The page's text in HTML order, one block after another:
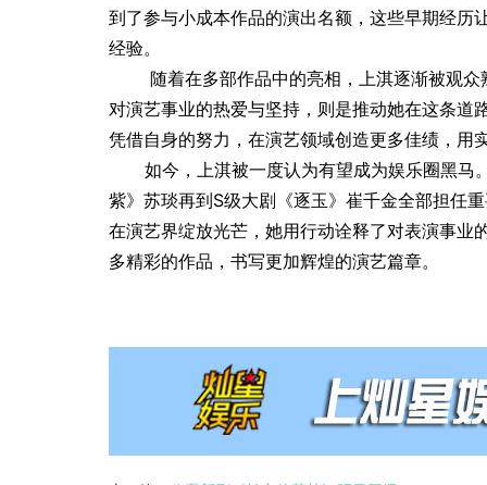
到了参与小成本作品的演出名额，这些早期经历
经验。
随着在多部作品中的亮相，上淇逐渐被观
对演艺事业的热爱与坚持，则是推动她在这条道
凭借自身的努力，在演艺领域创造更多佳绩，用
如今，上淇被一度认为有望成为娱乐圈黑马
紫》苏琰再到S级大剧《逐玉》崔千金全部担任
在演艺界绽放光芒，她用行动诠释了对表演事业
多精彩的作品，书写更加辉煌的演艺篇章。